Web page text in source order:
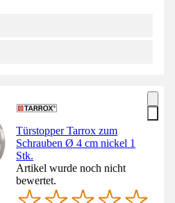
Türstopper Tarrox zum
Schrauben Ø 4 cm nickel 1
Stk.
Artikel wurde noch nicht
bewertet.